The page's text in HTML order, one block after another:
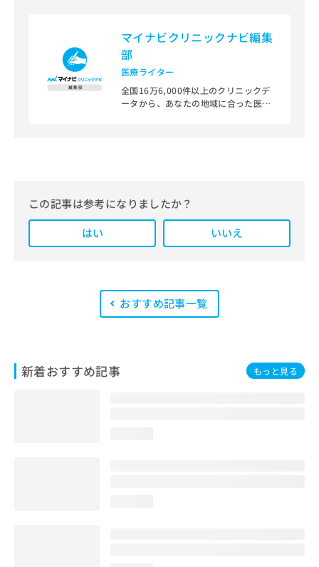
マイナビクリニックナビ編集
部
医療ライター
全国16万6,000件以上のクリニックデ
ータから、あなたの地域に合った医療
また、医療広告ガイドラインに準拠し
た編集体制を整えており、編集部内に
は、一般社団法人薬機法医療法規格協
います。
この記事は参考になりましたか？
はい
いいえ
おすすめ記事一覧
新着おすすめ記事 もっと見る